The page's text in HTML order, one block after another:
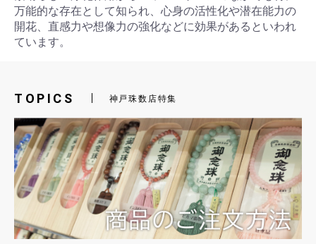
万能的な存在として知られ、心身の活性化や潜在能力の
開花、直感力や想像力の強化などに効果があるといわれ
ています。
TOPICS 神戸珠数店特集